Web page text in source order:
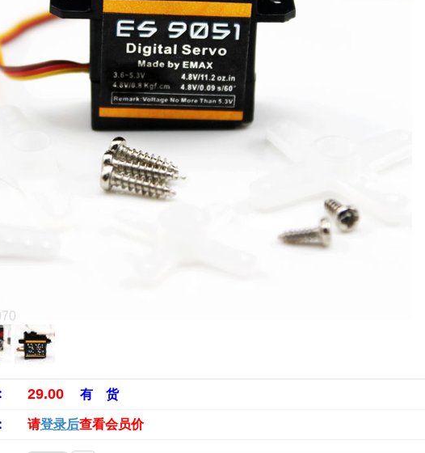
29.00 有 货
请登录后查看会员价